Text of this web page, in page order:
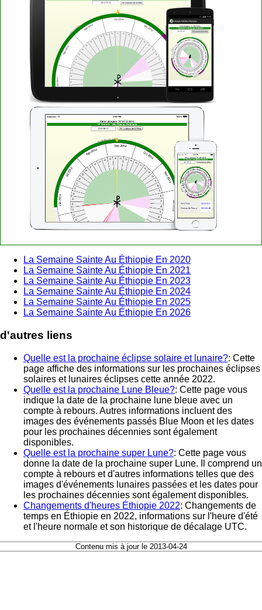
La Semaine Sainte Au Éthiopie En 2020
La Semaine Sainte Au Éthiopie En 2021
La Semaine Sainte Au Éthiopie En 2023
La Semaine Sainte Au Éthiopie En 2024
La Semaine Sainte Au Éthiopie En 2025
La Semaine Sainte Au Éthiopie En 2026
d'autres liens
Quelle est la prochaine éclipse solaire et lunaire?: Cette
page affiche des informations sur les prochaines éclipses
solaires et lunaires éclipses cette année 2022.
Quelle est la prochaine Lune Bleue?: Cette page vous
indique la date de la prochaine lune bleue avec un
compte à rebours. Autres informations incluent des
images des événements passés Blue Moon et les dates
pour les prochaines décennies sont également
disponibles.
Quelle est la prochaine super Lune?: Cette page vous
donne la date de la prochaine super Lune. Il comprend un
compte à rebours et d'autres informations telles que des
images d'événements lunaires passées et les dates pour
les prochaines décennies sont également disponibles.
Changements d'heures Éthiopie 2022: Changements de
temps en Éthiopie en 2022, informations sur l'heure d'été
et l'heure normale et son historique de décalage UTC.
Contenu mis à jour le 2013-04-24